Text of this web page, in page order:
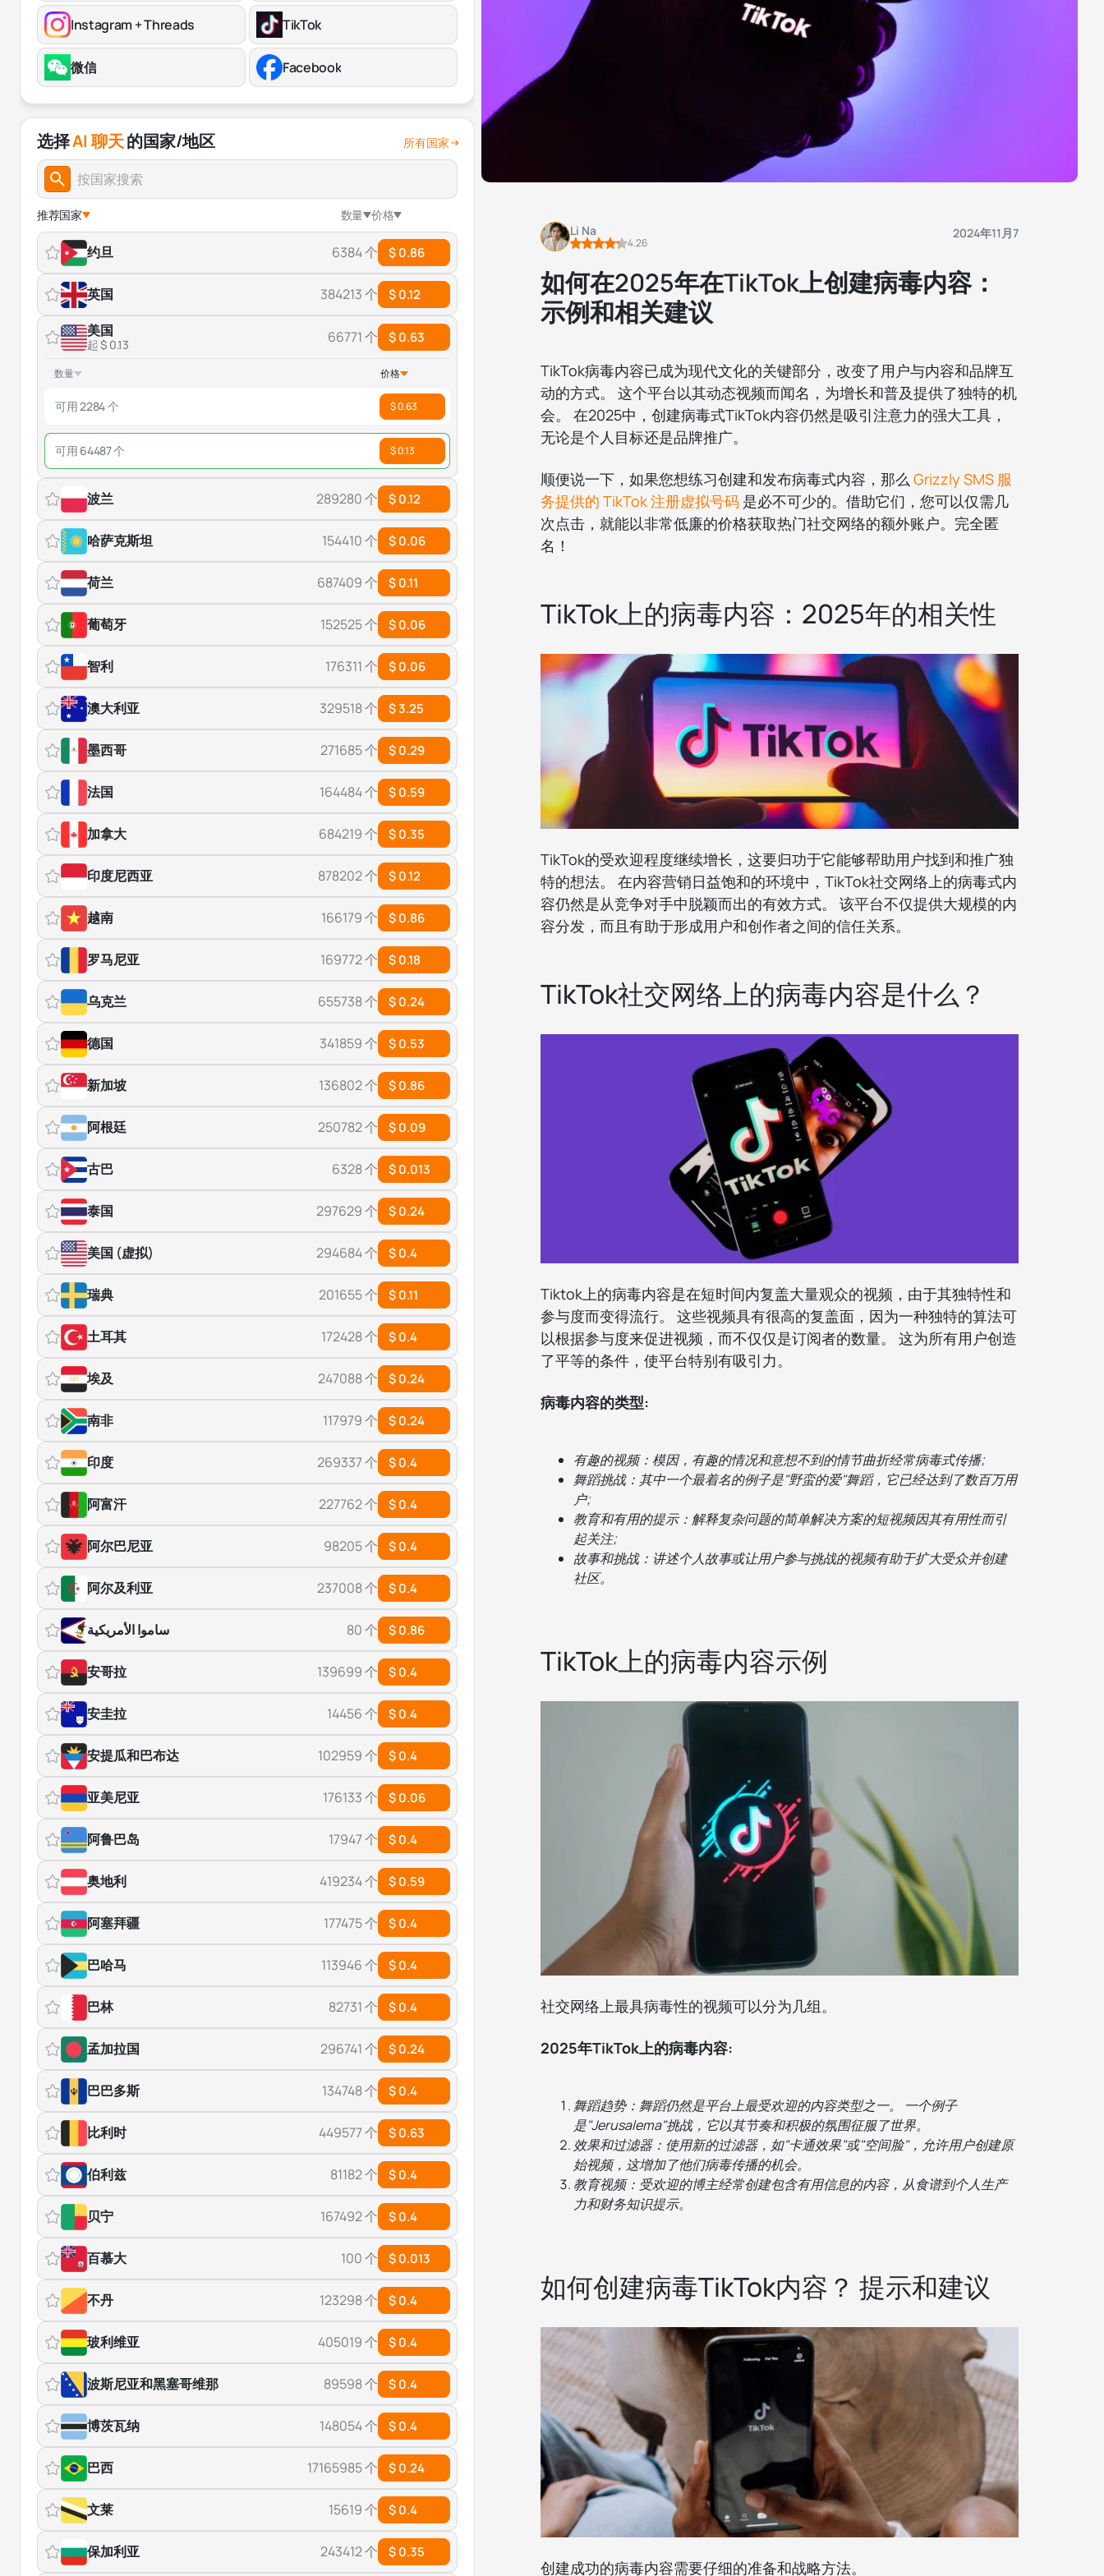
Instagram + Threads TikTok
微信 Facebook
选择AI 聊天的国家/地区 所有国家
推荐国家 数量 价格
约旦 6384 个 $ 0.86
英国 384213 个 $ 0.12
美国
起 $ 0.13 66771 个 $ 0.63
数量 价格
可用 2284 个 $ 0.63
可用 64487 个 $ 0.13
波兰 289280 个 $ 0.12
哈萨克斯坦 154410 个 $ 0.06
荷兰 687409 个 $ 0.11
葡萄牙 152525 个 $ 0.06
智利 176311 个 $ 0.06
澳大利亚 329518 个 $ 3.25
墨西哥 271685 个 $ 0.29
法国 164484 个 $ 0.59
加拿大 684219 个 $ 0.35
印度尼西亚 878202 个 $ 0.12
越南 166179 个 $ 0.86
罗马尼亚 169772 个 $ 0.18
乌克兰 655738 个 $ 0.24
德国 341859 个 $ 0.53
新加坡 136802 个 $ 0.86
阿根廷 250782 个 $ 0.09
古巴 6328 个 $ 0.013
泰国 297629 个 $ 0.24
美国 (虚拟) 294684 个 $ 0.4
瑞典 201655 个 $ 0.11
土耳其 172428 个 $ 0.4
埃及 247088 个 $ 0.24
南非 117979 个 $ 0.24
印度 269337 个 $ 0.4
阿富汗 227762 个 $ 0.4
阿尔巴尼亚 98205 个 $ 0.4
阿尔及利亚 237008 个 $ 0.4
ساموا الأمريكية 80 个 $ 0.86
安哥拉 139699 个 $ 0.4
安圭拉 14456 个 $ 0.4
安提瓜和巴布达 102959 个 $ 0.4
亚美尼亚 176133 个 $ 0.06
阿鲁巴岛 17947 个 $ 0.4
奥地利 419234 个 $ 0.59
阿塞拜疆 177475 个 $ 0.4
巴哈马 113946 个 $ 0.4
巴林 82731 个 $ 0.4
孟加拉国 296741 个 $ 0.24
巴巴多斯 134748 个 $ 0.4
比利时 449577 个 $ 0.63
伯利兹 81182 个 $ 0.4
贝宁 167492 个 $ 0.4
百慕大 100 个 $ 0.013
不丹 123298 个 $ 0.4
玻利维亚 405019 个 $ 0.4
波斯尼亚和黑塞哥维那 89598 个 $ 0.4
博茨瓦纳 148054 个 $ 0.4
巴西 17165985 个 $ 0.24
文莱 15619 个 $ 0.4
保加利亚 243412 个 $ 0.35
Li Na
4.26
2024年11月7
如何在2025年在TikTok上创建病毒内容：
示例和相关建议
TikTok病毒内容已成为现代文化的关键部分，改变了用户与内容和品牌互
动的方式。 这个平台以其动态视频而闻名，为增长和普及提供了独特的机
会。 在2025中，创建病毒式TikTok内容仍然是吸引注意力的强大工具，
无论是个人目标还是品牌推广。
顺便说一下，如果您想练习创建和发布病毒式内容，那么 Grizzly SMS 服
务提供的 TikTok 注册虚拟号码 是必不可少的。借助它们，您可以仅需几
次点击，就能以非常低廉的价格获取热门社交网络的额外账户。完全匿
名！
TikTok上的病毒内容：2025年的相关性
TikTok的受欢迎程度继续增长，这要归功于它能够帮助用户找到和推广独
特的想法。 在内容营销日益饱和的环境中，TikTok社交网络上的病毒式内
容仍然是从竞争对手中脱颖而出的有效方式。 该平台不仅提供大规模的内
容分发，而且有助于形成用户和创作者之间的信任关系。
TikTok社交网络上的病毒内容是什么？
Tiktok上的病毒内容是在短时间内复盖大量观众的视频，由于其独特性和
参与度而变得流行。 这些视频具有很高的复盖面，因为一种独特的算法可
以根据参与度来促进视频，而不仅仅是订阅者的数量。 这为所有用户创造
了平等的条件，使平台特别有吸引力。
病毒内容的类型:
有趣的视频：模因，有趣的情况和意想不到的情节曲折经常病毒式传播;
舞蹈挑战：其中一个最着名的例子是"野蛮的爱"舞蹈，它已经达到了数百万用
户;
教育和有用的提示：解释复杂问题的简单解决方案的短视频因其有用性而引
起关注;
故事和挑战：讲述个人故事或让用户参与挑战的视频有助于扩大受众并创建
社区。
TikTok上的病毒内容示例
社交网络上最具病毒性的视频可以分为几组。
2025年TikTok上的病毒内容:
舞蹈趋势：舞蹈仍然是平台上最受欢迎的内容类型之一。 一个例子
是"Jerusalema"挑战，它以其节奏和积极的氛围征服了世界。
效果和过滤器：使用新的过滤器，如"卡通效果"或"空间脸"，允许用户创建原
始视频，这增加了他们病毒传播的机会。
教育视频：受欢迎的博主经常创建包含有用信息的内容，从食谱到个人生产
力和财务知识提示。
如何创建病毒TikTok内容？ 提示和建议
创建成功的病毒内容需要仔细的准备和战略方法。